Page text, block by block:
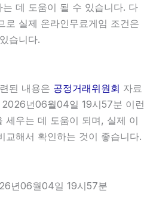
데 도움이 될 수 있습니다. 다
로 실제 온라인무료게임 조건은
습니다.
된 내용은 공정거래위원회 자료
년06월04일 19시57분 이런
세우는 데 도움이 되며, 실제 이
교해서 확인하는 것이 좋습니다.
년06월04일 19시57분